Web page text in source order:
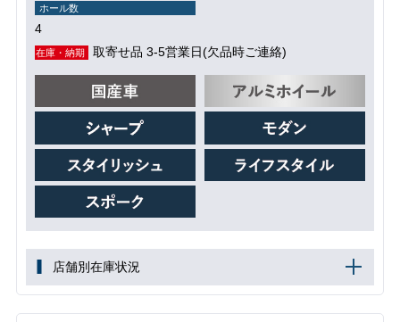
ホール数
4
在庫・納期 取寄せ品 3-5営業日(欠品時ご連絡)
店舗別在庫状況